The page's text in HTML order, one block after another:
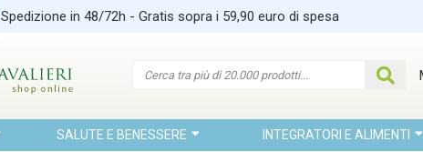
Spedizione in 48/72h - Gratis sopra i 59,90 euro di spesa
SALUTE E BENESSERE INTEGRATORI E ALIMENTI